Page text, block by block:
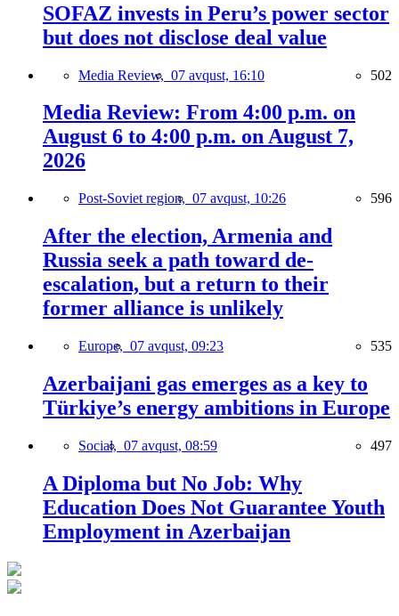
SOFAZ invests in Peru’s power sector
but does not disclose deal value
Media Review, 07 avqust, 16:10 502
Media Review: From 4:00 p.m. on
August 6 to 4:00 p.m. on August 7,
2026
Post-Soviet region, 07 avqust, 10:26 596
After the election, Armenia and
Russia seek a path toward de-
escalation, but a return to their
former alliance is unlikely
Europe, 07 avqust, 09:23 535
Azerbaijani gas emerges as a key to
Türkiye’s energy ambitions in Europe
Social, 07 avqust, 08:59 497
A Diploma but No Job: Why
Education Does Not Guarantee Youth
Employment in Azerbaijan